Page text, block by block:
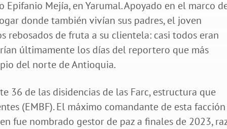
Mejía, en Yarumal. Apoyado en el marco
donde también vivían sus padres, el joven
rebosados de fruta a su clientela: casi todos eran
últimamente los días del reportero que más
del norte de Antioquia.
36 de las disidencias de las Farc, estructura que
(EMBF). El máximo comandante de esta
fue nombrado gestor de paz a finales de 2023,